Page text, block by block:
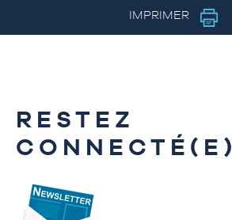
IMPRIMER
RESTEZ
CONNECTÉ(E)